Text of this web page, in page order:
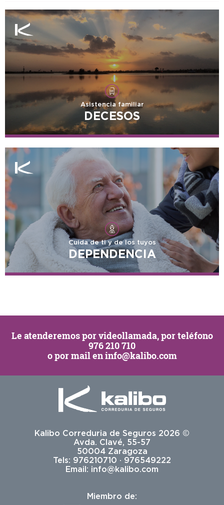
Asistencia familiar
DECESOS
Cuida de ti y de los tuyos
DEPENDENCIA
Le atenderemos porvideollamada, por teléfono
976 210 710
o por mail eninfo@kalibo.com
Kalibo Correduria de Seguros 2026 ©
Avda. Clavé, 55-57
50004 Zaragoza
Tels: 976210710 · 976549222
Email: info@kalibo.com
Miembro de: